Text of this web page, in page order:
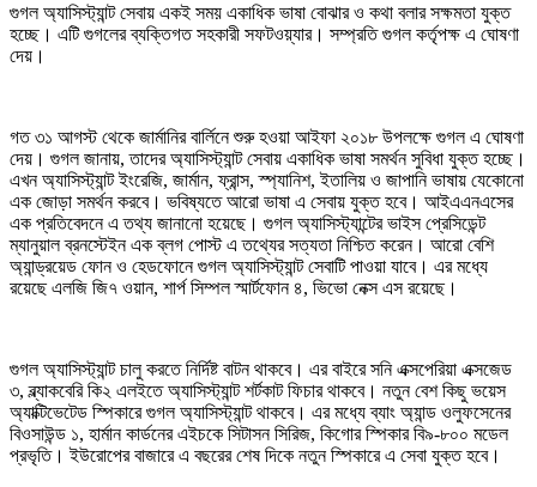
গুগল অ্যাসিস্ট্যান্ট সেবায় একই সময় একাধিক ভাষা বোঝার ও কথা বলার সক্ষমতা যুক্ত
হচ্ছে। এটি গুগলের ব্যক্তিগত সহকারী সফটওয়্যার। সম্প্রতি গুগল কর্তৃপক্ষ এ ঘোষণা
দেয়।
গত ৩১ আগস্ট থেকে জার্মানির বার্লিনে শুরু হওয়া আইফা ২০১৮ উপলক্ষে গুগল এ ঘোষণা
দেয়। গুগল জানায়, তাদের অ্যাসিস্ট্যান্ট সেবায় একাধিক ভাষা সমর্থন সুবিধা যুক্ত হচ্ছে।
এখন অ্যাসিস্ট্যান্ট ইংরেজি, জার্মান, ফ্রান্স, স্প্যানিশ, ইতালিয় ও জাপানি ভাষায় যেকোনো
এক জোড়া সমর্থন করবে। ভবিষ্যতে আরো ভাষা এ সেবায় যুক্ত হবে। আইএএনএসের
এক প্রতিবেদনে এ তথ্য জানানো হয়েছে। গুগল অ্যাসিস্ট্যান্টের ভাইস প্রেসিডেন্ট
ম্যানুয়াল ব্রনস্টেইন এক ব্লগ পোস্ট এ তথ্যের সত্যতা নিশ্চিত করেন। আরো বেশি
অ্যান্ড্রয়েড ফোন ও হেডফোনে গুগল অ্যাসিস্ট্যান্ট সেবাটি পাওয়া যাবে। এর মধ্যে
রয়েছে এলজি জি৭ ওয়ান, শার্প সিম্পল স্মার্টফোন ৪, ভিভো নেক্স এস রয়েছে।
গুগল অ্যাসিস্ট্যান্ট চালু করতে নির্দিষ্ট বাটন থাকবে। এর বাইরে সনি এক্সপেরিয়া এক্সজেড
৩, ব্ল্যাকবেরি কি২ এলইতে অ্যাসিস্ট্যান্ট শর্টকাট ফিচার থাকবে। নতুন বেশ কিছু ভয়েস
অ্যাক্টিভেটেড স্পিকারে গুগল অ্যাসিস্ট্যান্ট থাকবে। এর মধ্যে ব্যাং অ্যান্ড ওলুফসেনের
বিওসাউন্ড ১, হার্মান কার্ডনের এইচকে সিটাসন সিরিজ, কিগোর স্পিকার বি৯-৮০০ মডেল
প্রভৃতি। ইউরোপের বাজারে এ বছরের শেষ দিকে নতুন স্পিকারে এ সেবা যুক্ত হবে।